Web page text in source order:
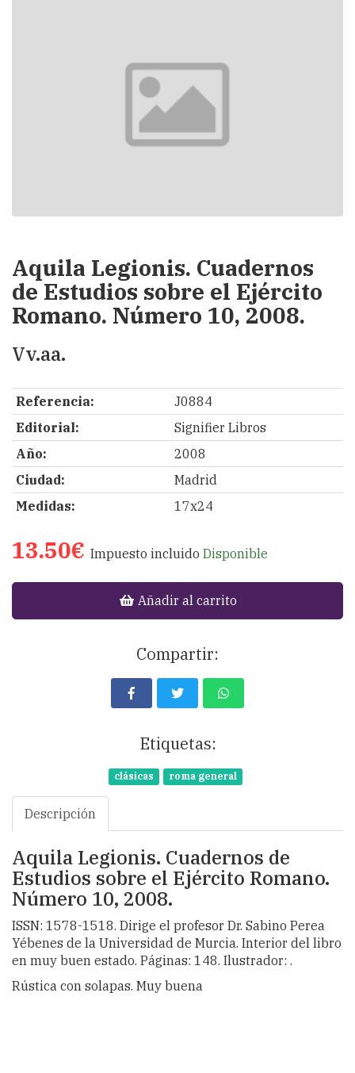
Aquila Legionis. Cuadernos
de Estudios sobre el Ejército
Romano. Número 10, 2008.
Vv.aa.
Referencia:
J0884
Editorial:
Signifier Libros
Año:
2008
Ciudad:
Madrid
Medidas:
17x24
13.50€ Impuesto incluido Disponible
Añadir al carrito
Compartir:
Etiquetas:
clásicas roma general
Descripción
Aquila Legionis. Cuadernos de
Estudios sobre el Ejército Romano.
Número 10, 2008.
ISSN: 1578-1518. Dirige el profesor Dr. Sabino Perea
Yébenes de la Universidad de Murcia. Interior del libro
en muy buen estado. Páginas: 148. Ilustrador: .
Rústica con solapas. Muy buena